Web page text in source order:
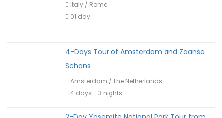
Italy / Rome
01 day
4-Days Tour of Amsterdam and Zaanse
Schans
Amsterdam / The Netherlands
4 days - 3 nights